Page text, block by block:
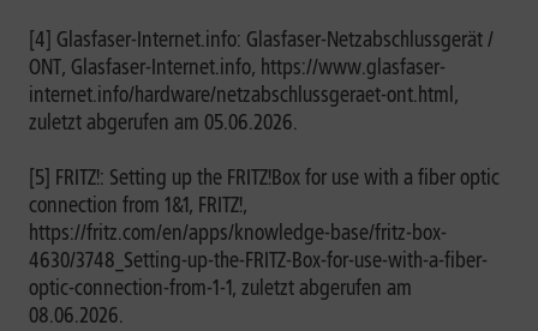
[4] Glasfaser-Internet.info: Glasfaser-Netzabschlussgerät /
ONT, Glasfaser-Internet.info, https://www.glasfaser-
internet.info/hardware/netzabschlussgeraet-ont.html,
zuletzt abgerufen am 05.06.2026.
[5] FRITZ!: Setting up the FRITZ!Box for use with a fiber optic
connection from 1&1, FRITZ!,
https://fritz.com/en/apps/knowledge-base/fritz-box-
4630/3748_Setting-up-the-FRITZ-Box-for-use-with-a-fiber-
optic-connection-from-1-1, zuletzt abgerufen am
08.06.2026.